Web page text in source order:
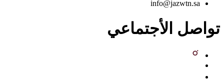
info@jazwtn.sa
الأجتماعي